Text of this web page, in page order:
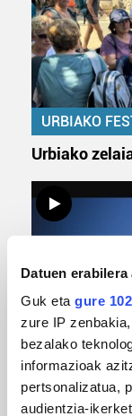
Datuen
Guk eta gure
zure IP
bezalako
informazioak
pertsonalizatua,
audientzia-
URBIAKO
Urbiako
MUSIKA
Odik berria